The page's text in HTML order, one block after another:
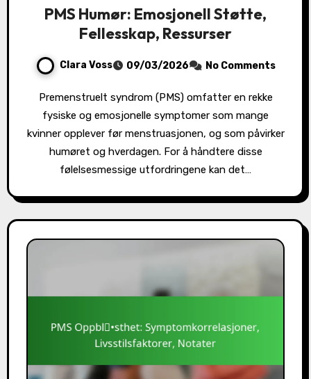
PMS Humør: Emosjonell Støtte,
Fellesskap, Ressurser
Clara Voss 09/03/2026 No Comments
Premenstruelt syndrom (PMS) omfatter en rekke
fysiske og emosjonelle symptomer som mange
kvinner opplever før menstruasjonen, og som påvirker
humøret og hverdagen. For å håndtere disse
følelsesmessige utfordringene kan det…